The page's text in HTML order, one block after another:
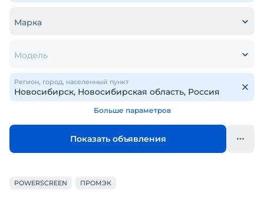
Марка
Модель
Регион, город, населенный пункт
Больше параметров
Показать объявления
POWERSCREEN ПРОМЭК